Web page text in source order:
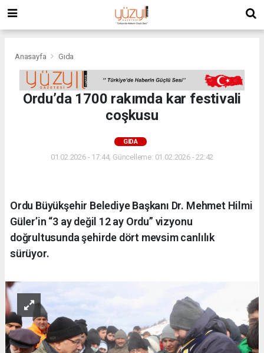
Anasayfa Gıda
Ordu’da 1700 rakımda kar festivali
coşkusu
GIDA
01.02.2026 - 17:44, Güncelleme: 01.02.2026 - 22:42
Ordu Büyükşehir Belediye Başkanı Dr. Mehmet Hilmi
Güler’in “3 ay değil 12 ay Ordu” vizyonu
doğrultusunda şehirde dört mevsim canlılık
sürüyor.